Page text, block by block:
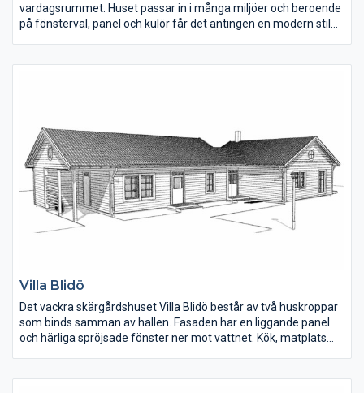
vardagsrummet. Huset passar in i många miljöer och beroende
på fönsterval, panel och kulör får det antingen en modern stil
Villa Blidö
Det vackra skärgårdshuset Villa Blidö består av två huskroppar
som binds samman av hallen. Fasaden har en liggande panel
och härliga spröjsade fönster ner mot vattnet. Kök, matplats